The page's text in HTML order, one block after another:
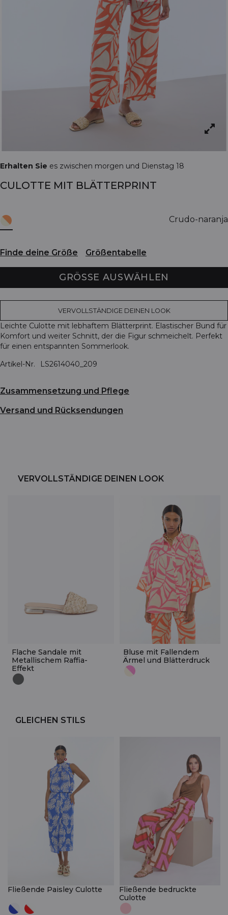
Erhalten Sie es zwischen morgen und Dienstag 18
CULOTTE MIT BLÄTTERPRINT
Crudo-naranja
Finde deine Größe Größentabelle
GRÖSSE AUSWÄHLEN
VERVOLLSTÄNDIGE DEINEN LOOK
Leichte Culotte mit lebhaftem Blätterprint. Elastischer Bund für
Komfort und weiter Schnitt, der die Figur schmeichelt. Perfekt
für einen entspannten Sommerlook.
Artikel-Nr.
LS2614040_209
Zusammensetzung und Pflege
Versand und Rücksendungen
VERVOLLSTÄNDIGE DEINEN LOOK
Flache Sandale mit
Metallischem Raffia-
Effekt
Bluse mit Fallendem
Ärmel und Blätterdruck
GLEICHEN STILS
Fließende Paisley Culotte
Fließende bedruckte
Culotte